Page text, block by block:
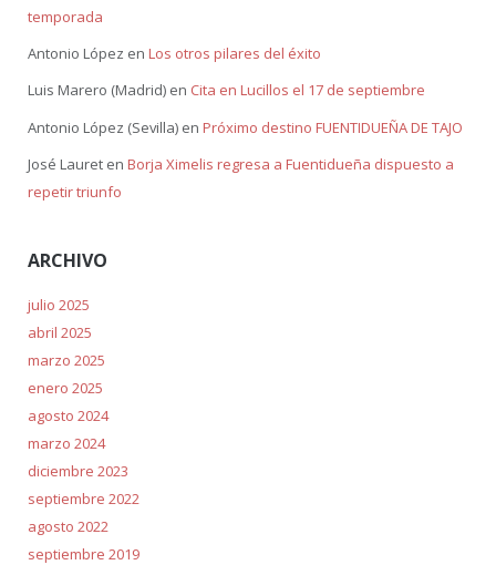
temporada
Antonio López en Los otros pilares del éxito
Luis Marero (Madrid)en Cita en Lucillos el 17 de septiembre
Antonio López (Sevilla)en Próximo destino FUENTIDUEÑA DE TAJO
José Laureten Borja Ximelis regresa a Fuentidueña dispuesto a
repetir triunfo
ARCHIVO
julio 2025
abril 2025
marzo 2025
enero 2025
agosto 2024
marzo 2024
diciembre 2023
septiembre 2022
agosto 2022
septiembre 2019